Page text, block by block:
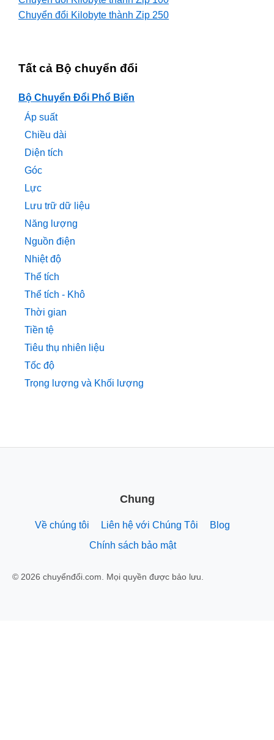
Chuyển đổi Kilobyte thành Zip 250
Tất cả Bộ chuyển đổi
Bộ Chuyển Đổi Phổ Biến
Áp suất
Chiều dài
Diện tích
Góc
Lực
Lưu trữ dữ liệu
Năng lượng
Nguồn điện
Nhiệt độ
Thể tích
Thể tích - Khô
Thời gian
Tiền tệ
Tiêu thụ nhiên liệu
Tốc độ
Trọng lượng và Khối lượng
Chung
Về chúng tôi Liên hệ với Chúng Tôi
Blog
Chính sách bảo mật
© 2026 chuyểnđổi.com. Mọi quyền được bảo lưu.